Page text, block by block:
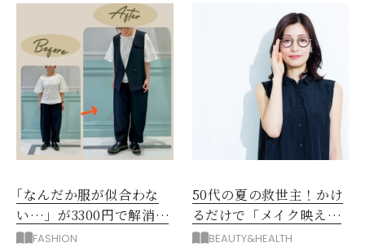
｢なんだか服が似合わな
い…」が3300円で解消！
阪神梅田のサービスが神
FASHION
50代の夏の救世主！かけ
るだけで「メイク映え」
する眼鏡
BEAUTY&HEALTH